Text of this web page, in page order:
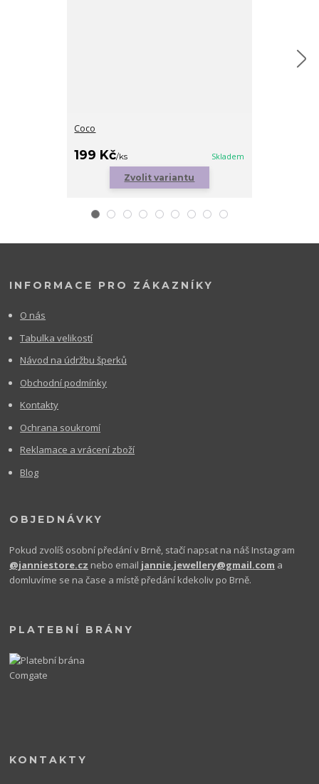
Coco
199 Kč/ks Skladem
Zvolit variantu
INFORMACE PRO ZÁKAZNÍKY
O nás
Tabulka velikostí
Návod na údržbu šperků
Obchodní podmínky
Kontakty
Ochrana soukromí
Reklamace a vrácení zboží
Blog
OBJEDNÁVKY
Pokud zvolíš osobní předání v Brně, stačí napsat na náš Instagram
@janniestore.cz nebo email jannie.jewellery@gmail.com a
domluvíme se na čase a místě předání kdekoliv po Brně.
PLATEBNÍ BRÁNY
KONTAKTY